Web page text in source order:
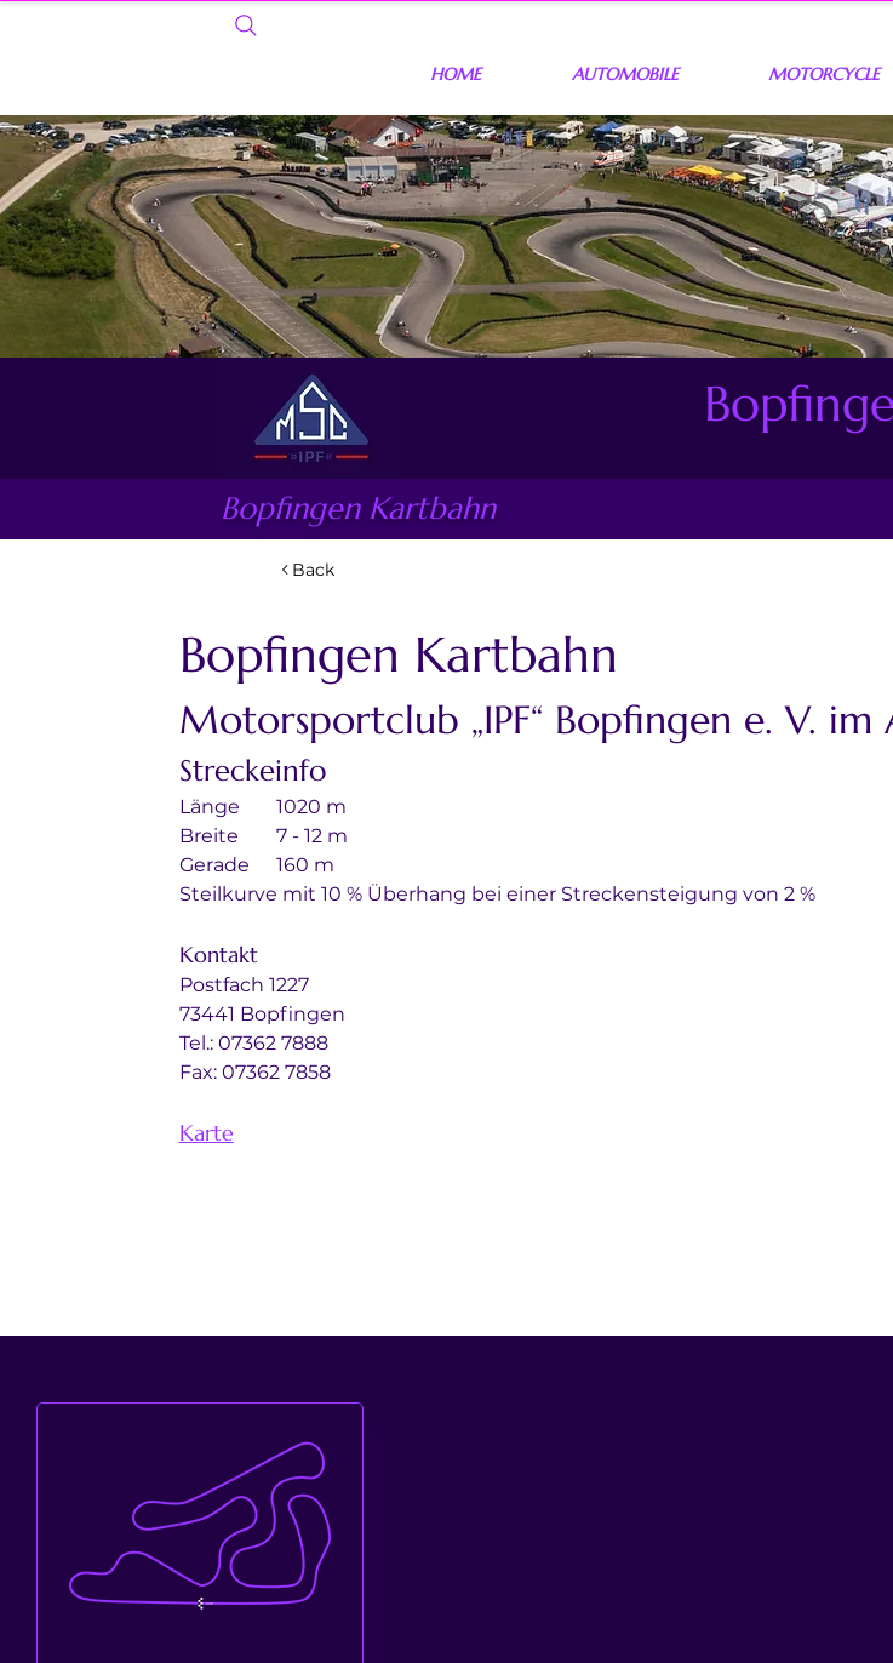
HOME AUTOMOBILE MOTORCYCLE
Bopfingen Kartbahn
Back
Bopfingen Kartbahn
Motorsportclub „IPF“ Bopfingen e. V. im
Streckeinfo
Länge	1020 m
Breite	7 - 12 m
Gerade	160 m
Steilkurve mit 10 % Überhang bei einer Streckensteigung von 2 %
Kontakt
Postfach 1227
73441 Bopfingen
Tel.: 07362 7888
Fax: 07362 7858
Karte